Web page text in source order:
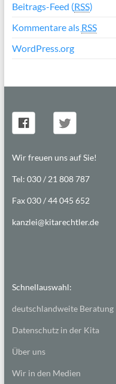
Beitrags-Feed (RSS)
Kommentare als RSS
WordPress.org
Wir freuen uns auf Sie!
Tel: 030 / 21 808 787
Fax 030 / 44 045 652
kanzlei@kitarechtler.de
Schnellauswahl:
deutschlandweite Beratung
Datenschutz in der Kita
Über uns
Wir in den Medien